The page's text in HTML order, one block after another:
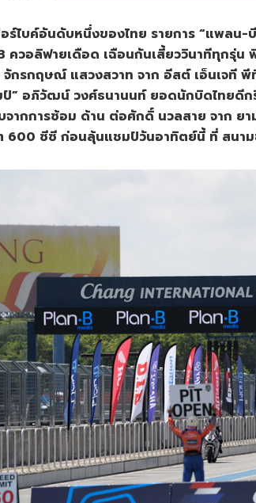
ร์ไบค์อันดับหนึ่งของไทย รายการ “แพลน
ควอลิฟายเดือด เฉือนกันเสี้ยววินาทีทุกรุ่
จักรกฤษณ์ แสวงสวาท จาก อีสต์ เอ็นเจที
” อภิวัฒน์ วงศ์ธนานนท์ ยอดนักบิดไทยดีก
จากการซ้อม ด้าน ต่อศักดิ์ นวลสาย จาก
600 ซีซี ก่อนลุ้นแชมป์วันอาทิตย์นี้ ที่ สนาม